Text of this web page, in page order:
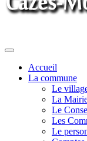
Toggle
navigationAccueil
La commune
Le
La
Le
Les
Le